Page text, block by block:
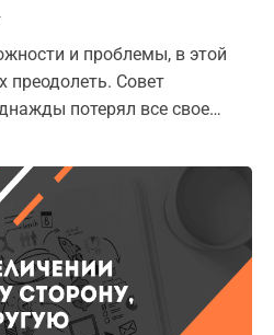
и проблемы, в этой
преодолеть. Совет
потерял все свое